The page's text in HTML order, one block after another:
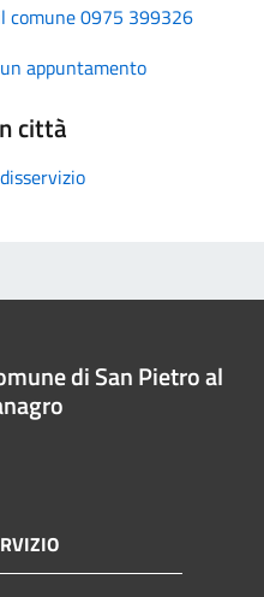
comune 0975 399326
appuntamento
città
di San Pietro al